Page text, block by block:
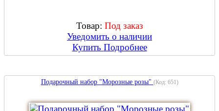
Товар: Под заказ
Уведомить о наличии
Купить Подробнее
Подарочный набор "Морозные розы" (Код: 651)